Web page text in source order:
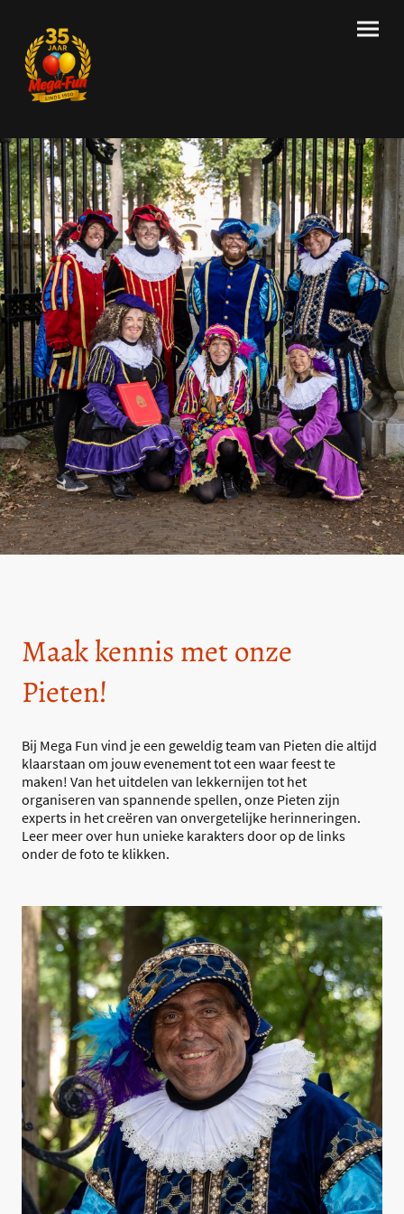
Maak kennis met onze
Pieten!
Bij Mega Fun vind je een geweldig team van Pieten die altijd
klaarstaan om jouw evenement tot een waar feest te
maken! Van het uitdelen van lekkernijen tot het
organiseren van spannende spellen, onze Pieten zijn
experts in het creëren van onvergetelijke herinneringen.
Leer meer over hun unieke karakters door op de links
onder de foto te klikken.